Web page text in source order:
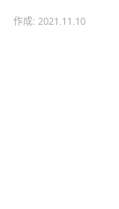
作成: 2021.11.10